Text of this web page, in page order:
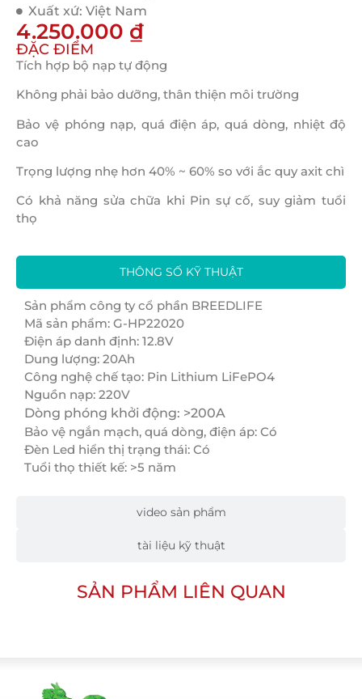
Xuất xứ: Việt Nam
4.250.000 ₫
ĐẶC ĐIỂM
Tích hợp bộ nạp tự động
Không phải bảo dưỡng, thân thiện môi trường
Bảo vệ phóng nạp, quá điện áp, quá dòng, nhiệt độ
cao
Trọng lượng nhẹ hơn 40% ~ 60% so với ắc quy axit chì
Có khả năng sửa chữa khi Pin sự cố, suy giảm tuổi
thọ
THÔNG SỐ KỸ THUẬT
video sản phẩm
tài liệu kỹ thuật
Sản phẩm công ty cổ phần BREEDLIFE
Mã sản phẩm: G-HP22020
Điện áp danh định: 12.8V
Dung lượng: 20Ah
Công nghệ chế tạo: Pin Lithium LiFePO4
Nguồn nạp: 220V
Dòng phóng khởi động: >200A
Bảo vệ ngắn mạch, quá dòng, điện áp: Có
Đèn Led hiển thị trạng thái: Có
Tuổi thọ thiết kế: >5 năm
SẢN PHẨM LIÊN QUAN